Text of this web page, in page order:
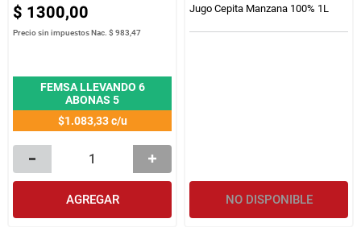
$ 1300,00
Precio sin impuestos Nac.$ 983,47
FEMSA LLEVANDO 6
ABONAS 5
$1.083,33c/u
AGREGAR
Jugo Cepita Manzana 100% 1L
NO DISPONIBLE